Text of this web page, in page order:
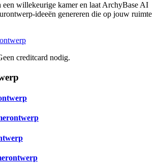
een willekeurige kamer en laat ArchyBase AI
ideeën genereren die op jouw ruimte
creditcard nodig.